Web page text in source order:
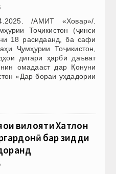
/АМИТ «Ховар»/.
Тоҷикистон (ҷинси
18 расидаанд, ба сафи
Ҷумҳурии Тоҷикистон,
дигари ҳарбӣ даъват
омадааст дар Қонуни
«Дар бораи уҳдадории
вилояти Хатлон
бар зидди